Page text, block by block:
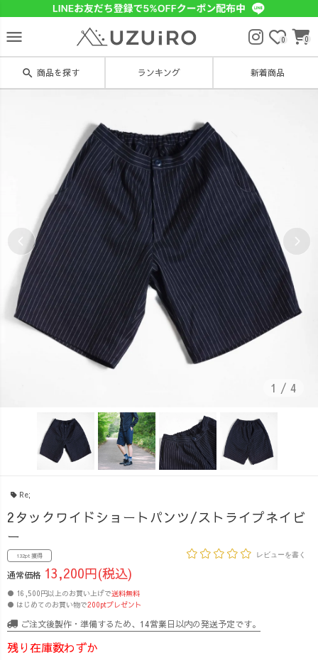
menu 0 0
search 商品を探す ランキング 新着商品
1 / 4
Re;
2タックワイドショートパンツ/ストライプネイビ
ー
132pt 獲得 レビューを書く
通常価格 13,200円(税込)
● 16,500円以上のお買い上げで送料無料
● はじめてのお買い物で200ptプレゼント
ご注文後製作・準備するため、14営業日以内の発送予定です。
残り在庫数わずか